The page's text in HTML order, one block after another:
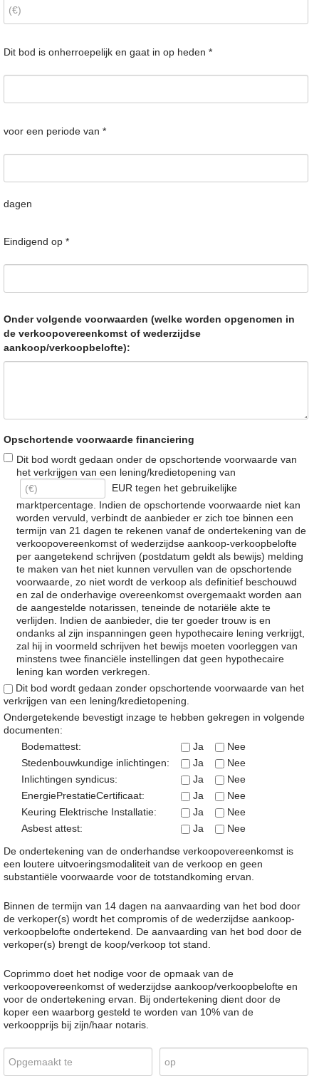
Dit bod is onherroepelijk en gaat in op heden *
voor een periode van *
dagen
Eindigend op *
Onder volgende voorwaarden (welke worden opgenomen in
de verkoopovereenkomst of wederzijdse
aankoop/verkoopbelofte):
Opschortende voorwaarde financiering
Dit bod wordt gedaan onder de opschortende voorwaarde van
het verkrijgen van een lening/kredietopening van
EUR tegen het gebruikelijke
marktpercentage. Indien de opschortende voorwaarde niet kan
worden vervuld, verbindt de aanbieder er zich toe binnen een
termijn van 21 dagen te rekenen vanaf de ondertekening van de
verkoopovereenkomst of wederzijdse aankoop-verkoopbelofte
per aangetekend schrijven (postdatum geldt als bewijs) melding
te maken van het niet kunnen vervullen van de opschortende
voorwaarde, zo niet wordt de verkoop als definitief beschouwd
en zal de onderhavige overeenkomst overgemaakt worden aan
de aangestelde notarissen, teneinde de notariële akte te
verlijden. Indien de aanbieder, die ter goeder trouw is en
ondanks al zijn inspanningen geen hypothecaire lening verkrijgt,
zal hij in voormeld schrijven het bewijs moeten voorleggen van
minstens twee financiële instellingen dat geen hypothecaire
lening kan worden verkregen.
Dit bod wordt gedaan zonder opschortende voorwaarde van het
verkrijgen van een lening/kredietopening.
Ondergetekende bevestigt inzage te hebben gekregen in volgende
documenten:
Bodemattest:
Ja
Nee
Stedenbouwkundige inlichtingen:
Ja
Nee
Inlichtingen syndicus:
Ja
Nee
EnergiePrestatieCertificaat:
Ja
Nee
Keuring Elektrische Installatie:
Ja
Nee
Asbest attest:
Ja
Nee
De ondertekening van de onderhandse verkoopovereenkomst is
een loutere uitvoeringsmodaliteit van de verkoop en geen
substantiële voorwaarde voor de totstandkoming ervan.
Binnen de termijn van 14 dagen na aanvaarding van het bod door
de verkoper(s) wordt het compromis of de wederzijdse aankoop-
verkoopbelofte ondertekend. De aanvaarding van het bod door de
verkoper(s) brengt de koop/verkoop tot stand.
Coprimmo doet het nodige voor de opmaak van de
verkoopovereenkomst of wederzijdse aankoop/verkoopbelofte en
voor de ondertekening ervan. Bij ondertekening dient door de
koper een waarborg gesteld te worden van 10% van de
verkoopprijs bij zijn/haar notaris.